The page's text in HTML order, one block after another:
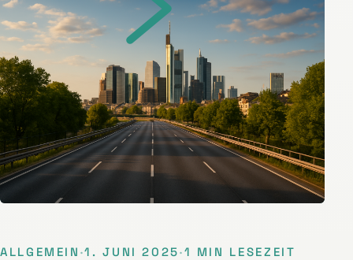
ALLGEMEIN ·1. JUNI 2025·1 MIN LESEZEIT